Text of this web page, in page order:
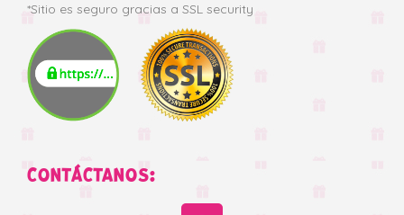
*Sitio es seguro gracias a SSL security
CONTÁCTANOS: